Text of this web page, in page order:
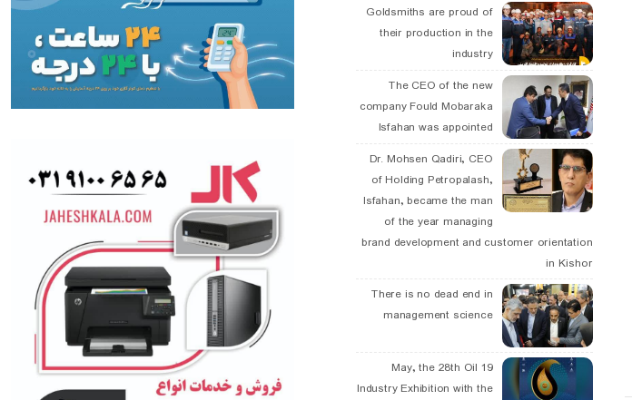
Goldsmiths are proud of
their production in the
industry
The CEO of the new
company Fould Mobaraka
Isfahan was appointed
Dr. Mohsen Qadiri, CEO
of Holding Petropalash,
Isfahan, became the man
of the year managing
brand development and customer orientation
in Kishor
There is no dead end in
management science
19 May, the 28th Oil
Industry Exhibition with the